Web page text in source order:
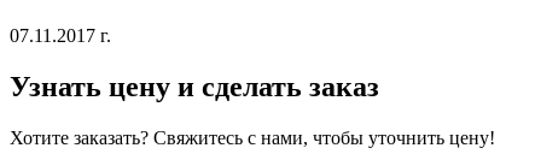
07.11.2017 г.
Узнать цену и сделать заказ
Хотите заказать? Свяжитесь с нами, чтобы уточнить цену!